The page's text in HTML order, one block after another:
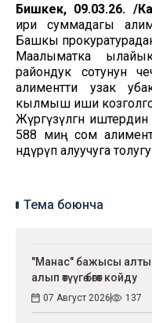
Бишкек, 09.03.26. /
ири суммадагы
Башкы
Маалыматка
райондук сотунун
алиментти узак
кылмыш иши
Жүргүзүлгөн
588 миң сом
өндүрүп алуучуга
Тема боюнча
"Манас" бажысы
алып өтүүгө бөгөт койду
07 Август 2026 137